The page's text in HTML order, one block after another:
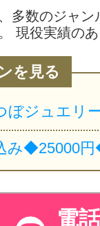
多数のジャ
現役実績の
を見る
電